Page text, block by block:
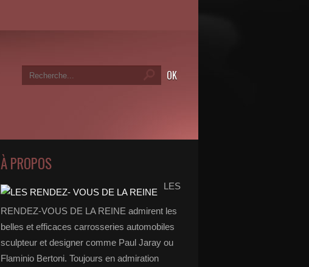
À PROPOS
LES
RENDEZ-VOUS DE LA REINE admirent les
belles et efficaces carrosseries automobiles
sculpteur et designer comme Paul Jaray ou
Flaminio Bertoni. Toujours en admiration